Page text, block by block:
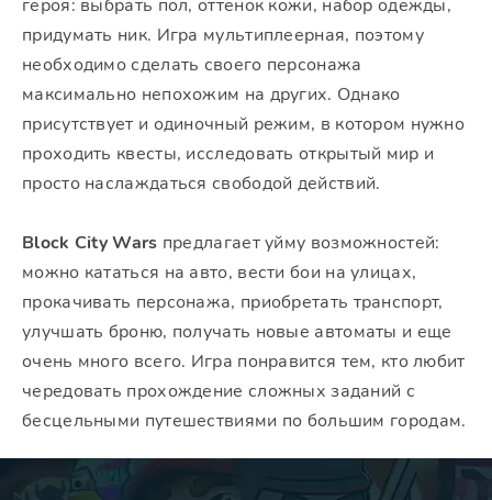
героя: выбрать пол, оттенок кожи, набор одежды,
придумать ник. Игра мультиплеерная, поэтому
необходимо сделать своего персонажа
максимально непохожим на других. Однако
присутствует и одиночный режим, в котором нужно
проходить квесты, исследовать открытый мир и
просто наслаждаться свободой действий.
Block City Wars предлагает уйму возможностей:
можно кататься на авто, вести бои на улицах,
прокачивать персонажа, приобретать транспорт,
улучшать броню, получать новые автоматы и еще
очень много всего. Игра понравится тем, кто любит
чередовать прохождение сложных заданий с
бесцельными путешествиями по большим городам.